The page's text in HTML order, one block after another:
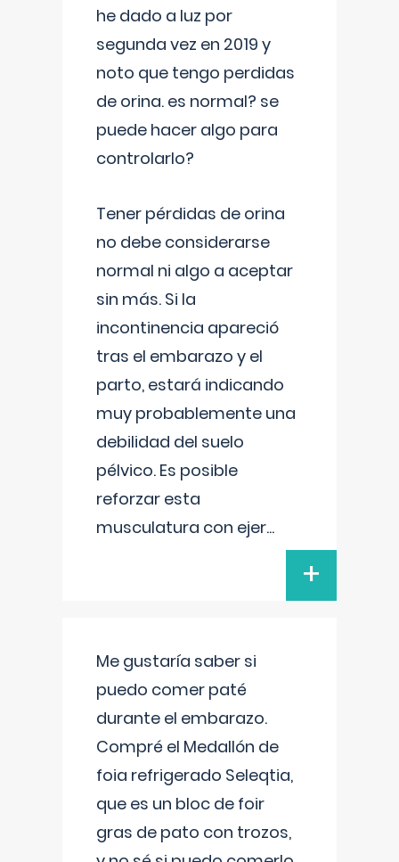
he dado a luz por
segunda vez en 2019 y
noto que tengo perdidas
de orina. es normal? se
puede hacer algo para
controlarlo?
Tener pérdidas de orina
no debe considerarse
normal ni algo a aceptar
sin más. Si la
incontinencia apareció
tras el embarazo y el
parto, estará indicando
muy probablemente una
debilidad del suelo
pélvico. Es posible
reforzar esta
musculatura con ejer...
+
Me gustaría saber si
puedo comer paté
durante el embarazo.
Compré el Medallón de
foia refrigerado Seleqtia,
que es un bloc de foir
gras de pato con trozos,